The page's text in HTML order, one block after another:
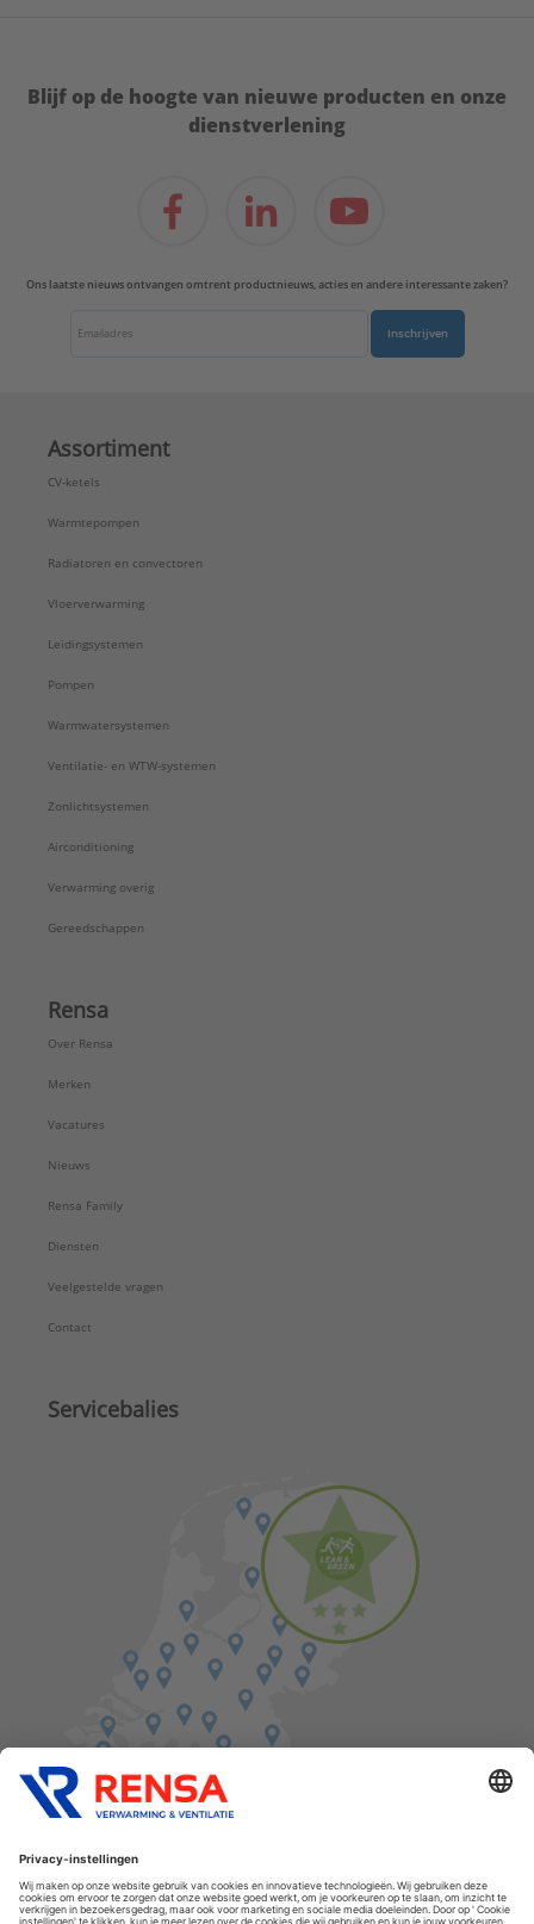
Blijf op de hoogte van nieuwe producten en onze
dienstverlening
Ons laatste nieuws ontvangen omtrent productnieuws, acties en andere interessante zaken?
Inschrijven
Assortiment
CV-ketels
Warmtepompen
Radiatoren en convectoren
Vloerverwarming
Leidingsystemen
Pompen
Warmwatersystemen
Ventilatie- en WTW-systemen
Zonlichtsystemen
Airconditioning
Verwarming overig
Gereedschappen
Rensa
Over Rensa
Merken
Vacatures
Nieuws
Rensa Family
Diensten
Veelgestelde vragen
Contact
Servicebalies